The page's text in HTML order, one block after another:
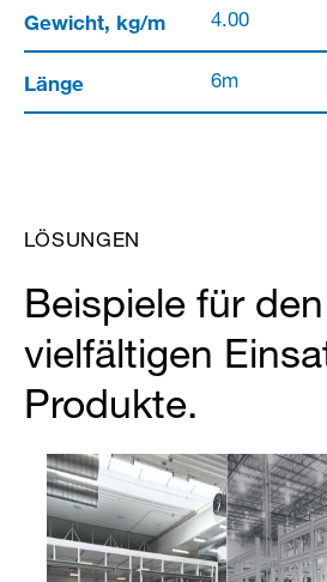
Gewicht, kg/m 4.00
Länge 6m
LÖSUNGEN
Beispiele für den
vielfältigen
Produkte.